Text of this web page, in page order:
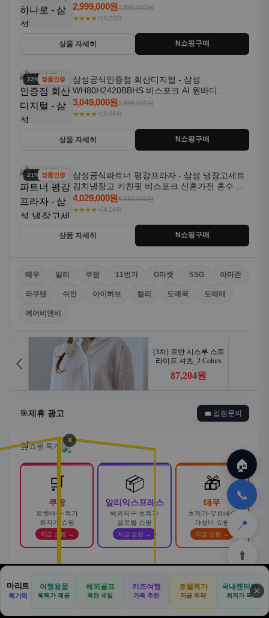
조기 20kg 세제자동투입
2,999,000원3,898,000원
★★★★⭐(4,232)
상품 자세히 N쇼핑구매
22% 할인정품인증
삼성공식인증점 회산디지털 - 삼성
WH80H2420BBHS 비스포크 AI 원바디
24kg+20kg 세제자동투입 1등급
3,049,000원3,898,001원
★★★★⭐(3,054)
상품 자세히 N쇼핑구매
21% 할인정품인증
삼성공식파트너 평강프라자 - 삼성 냉장고세트
김치냉장고 키친핏 비스포크 신혼가전 혼수 입
주가전 빌트인 화이트
4,029,000원5,080,000원
★★★★⭐(4,149)
상품 자세히 N쇼핑구매
테무 알리 쿠팡 11번가 G마켓 SSG 아마존
라쿠텐 쉬인 아이허브 컬리 도매꾹 도매매
에어비앤비
🎯제휴 광고 💼 입점문의
🛒쇼핑 특가
🛒
쿠팡
로켓배송·특가
최저가 쇼핑
지금 쇼핑 →
📦
알리익스프레스
해외직구·초특가
글로벌 쇼핑
지금 쇼핑 →
🎁
테무
초저가·무료배송
가성비 쇼핑
지금 쇼핑 →
🚗
합리적으로
AD
카슐랭 · 신차 장기렌트 · 리스 · 월 렌탈료 비교
바로가기 →
🏠
✈️
공항
⛳
📋
🛒
쿠팡
🎁
테무
🏠
📞
📍
⬆️
🏠 📝
견적
🚐
기사등록
🛒
아마존
✕
마리트
특가픽
여행용품
혜택가 제공
해외골프
폭탄 세일
키즈여행
가족 추천
호텔특가
지금 예약
국내렌터카
최저가 픽 ✕